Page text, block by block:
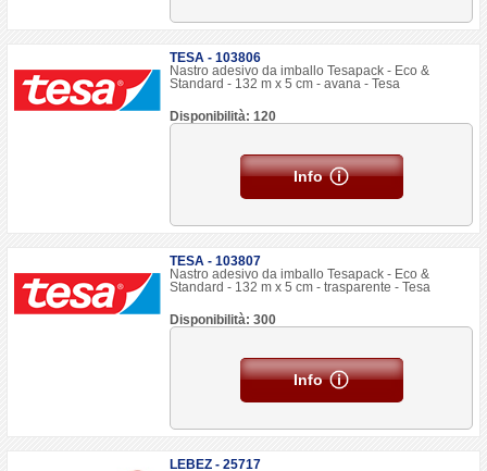
TESA - 103806
Nastro adesivo da imballo Tesapack - Eco &
Standard - 132 m x 5 cm - avana - Tesa
Disponibilità: 120
Info
TESA - 103807
Nastro adesivo da imballo Tesapack - Eco &
Standard - 132 m x 5 cm - trasparente - Tesa
Disponibilità: 300
Info
LEBEZ - 25717